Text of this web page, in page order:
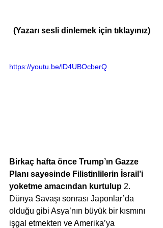
(Yazarı sesli dinlemek için tıklayınız)
https://youtu.be/lD4UBOcberQ
Birkaç hafta önce Trump’ın Gazze
Planı sayesinde Filistinlilerin İsrail’i
yoketme amacından kurtulup 2.
Dünya Savaşı sonrası Japonlar’da
olduğu gibi Asya’nın büyük bir kısmını
işgal etmekten ve Amerika’ya